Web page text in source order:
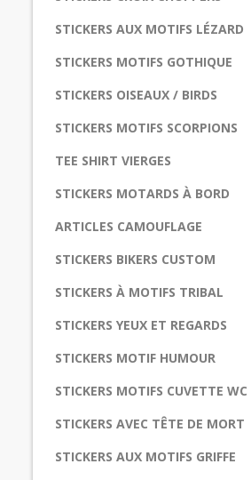
STICKERS AUX MOTIFS LÉZARD
STICKERS MOTIFS GOTHIQUE
STICKERS OISEAUX / BIRDS
STICKERS MOTIFS SCORPIONS
TEE SHIRT VIERGES
STICKERS MOTARDS À BORD
ARTICLES CAMOUFLAGE
STICKERS BIKERS CUSTOM
STICKERS À MOTIFS TRIBAL
STICKERS YEUX ET REGARDS
STICKERS MOTIF HUMOUR
STICKERS MOTIFS CUVETTE WC
STICKERS AVEC TÊTE DE MORT
STICKERS AUX MOTIFS GRIFFE